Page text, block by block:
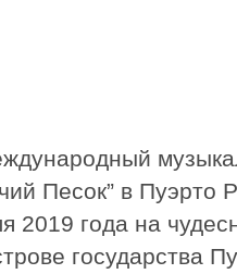
Песок” в Пуэрто
2019 года на
государства